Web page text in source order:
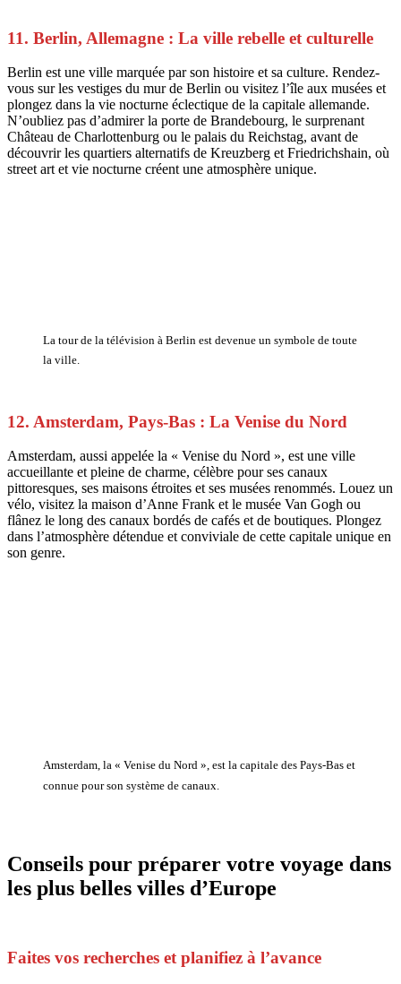
11. Berlin, Allemagne : La ville rebelle et culturelle
Berlin est une ville marquée par son histoire et sa culture. Rendez-
vous sur les vestiges du mur de Berlin ou visitez l’île aux musées et
plongez dans la vie nocturne éclectique de la capitale allemande.
N’oubliez pas d’admirer la porte de Brandebourg, le surprenant
Château de Charlottenburg ou le palais du Reichstag, avant de
découvrir les quartiers alternatifs de Kreuzberg et Friedrichshain, où
street art et vie nocturne créent une atmosphère unique.
La tour de la télévision à Berlin est devenue un symbole de toute
la ville.
12. Amsterdam, Pays-Bas : La Venise du Nord
Amsterdam, aussi appelée la « Venise du Nord », est une ville
accueillante et pleine de charme, célèbre pour ses canaux
pittoresques, ses maisons étroites et ses musées renommés. Louez un
vélo, visitez la maison d’Anne Frank et le musée Van Gogh ou
flânez le long des canaux bordés de cafés et de boutiques. Plongez
dans l’atmosphère détendue et conviviale de cette capitale unique en
son genre.
Amsterdam, la « Venise du Nord », est la capitale des Pays-Bas et
connue pour son système de canaux.
Conseils pour préparer votre voyage dans
les plus belles villes d’Europe
Faites vos recherches et planifiez à l’avance